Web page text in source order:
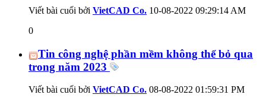
Viết bài cuối bởi VietCAD Co. 10-08-2022 09:29:14 AM
0
Tin công nghệ phần mềm không thể bỏ qua
trong năm 2023
Viết bài cuối bởi VietCAD Co. 08-08-2022 01:59:31 PM